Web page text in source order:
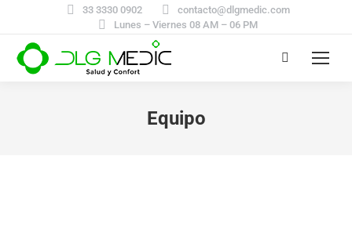
33 3330 0902
contacto@dlgmedic.com
Lunes – Viernes 08 AM – 06 PM
Search:
Equipo